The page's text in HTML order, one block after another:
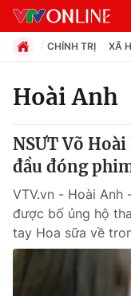
Chuyên mục
Chính trị
Xã hội
Pháp luật
CHÍNH TRỊ XÃ
Hoài Anh
NSƯT Võ
đầu đóng
VTV.vn - Hoài Anh
được bố ủng hộ
tay Hoa sữa về